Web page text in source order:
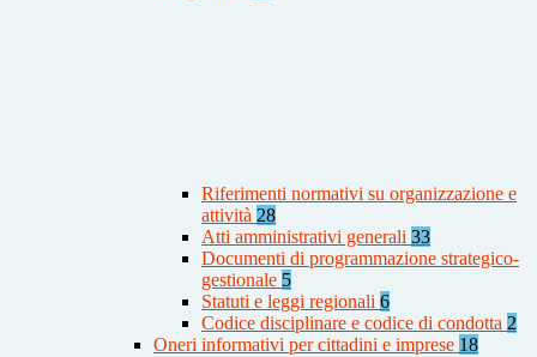
Riferimenti normativi su organizzazione e
attività 28
Atti amministrativi generali 33
Documenti di programmazione strategico-
gestionale 5
Statuti e leggi regionali 6
Codice disciplinare e codice di condotta 2
Oneri informativi per cittadini e imprese 18